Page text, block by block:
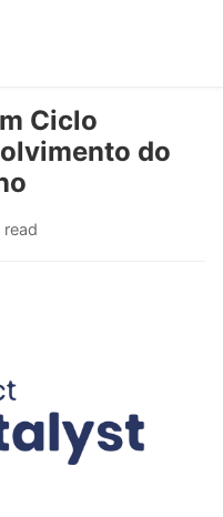
Ciclo
do
read